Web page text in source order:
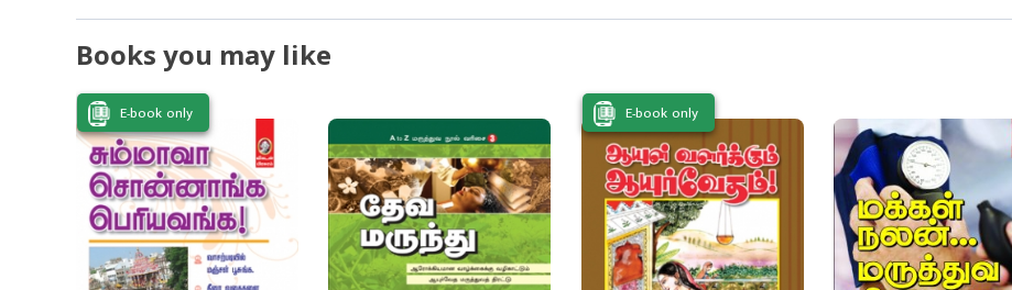
இருக்கின்றன. அழகுச் சாதனப் பொருட்கள் எதையும் பயன்படுத்தாமல்,
நாம் உண்ணும் உணவின் மூலமே அனைவரையும் அசரவைக்கும்
அழகைப் பெற முடியும் என்பதை இந்த நூல் தெளிவாக விளக்குகிறது.
Books you may like
E-book only E-book only